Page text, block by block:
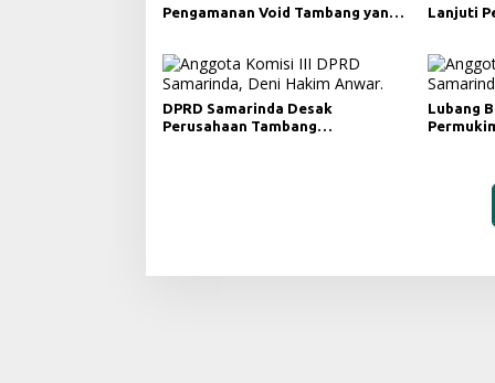
Pengamanan Void Tambang yang
Lanjuti
DPRD Samarinda Desak
Perusahaan Tambang
Lubang